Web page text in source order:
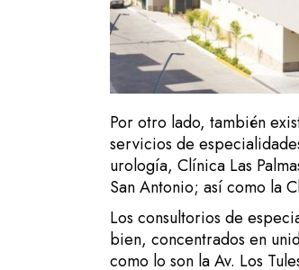
Por otro lado, también
servicios de
urología, Clínica Las
San Antonio; así como la
Los consultorios de
bien, concentrados en
como lo son la Av. Los